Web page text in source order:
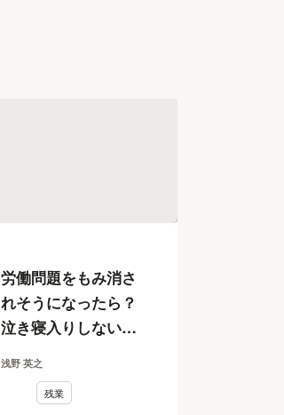
労働問題をもみ消さ
れそうになったら？
泣き寝入りしないた
浅野 英之
残業